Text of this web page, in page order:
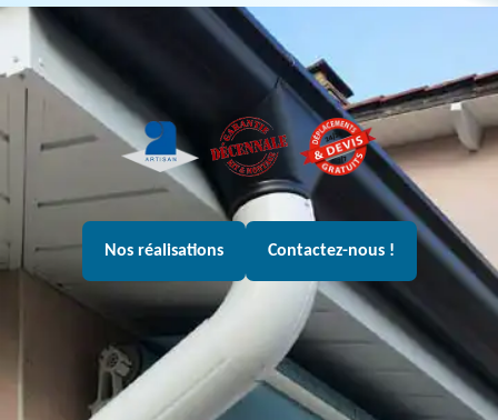
Nos réalisations Contactez-nous !